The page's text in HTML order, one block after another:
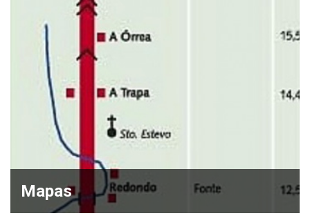
Mapas